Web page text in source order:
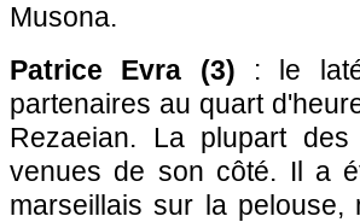
Musona.
Patrice Evra (3) : le
partenaires au quart
Rezaeian. La plupart
venues de son côté. Il a
marseillais sur la